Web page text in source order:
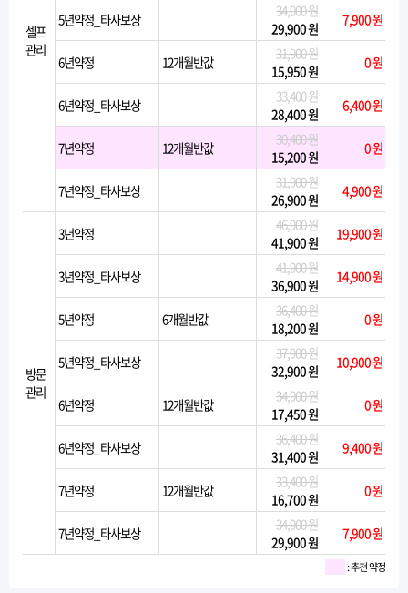
셀프
관리
5년약정_타사보상
34,900 원
29,900 원
7,900 원
6년약정 12개월반값
31,900 원
15,950 원
0 원
6년약정_타사보상
33,400 원
28,400 원
6,400 원
7년약정 12개월반값
30,400 원
15,200 원
0 원
7년약정_타사보상
31,900 원
26,900 원
4,900 원
방문
관리
3년약정
46,900 원
41,900 원
19,900 원
3년약정_타사보상
41,900 원
36,900 원
14,900 원
5년약정 6개월반값
36,400 원
18,200 원
0 원
5년약정_타사보상
37,900 원
32,900 원
10,900 원
6년약정 12개월반값
34,900 원
17,450 원
0 원
6년약정_타사보상
36,400 원
31,400 원
9,400 원
7년약정 12개월반값
33,400 원
16,700 원
0 원
7년약정_타사보상
34,900 원
29,900 원
7,900 원
: 추천 약정